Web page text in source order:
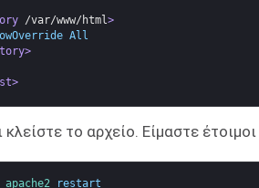
/var/www/html>
All
το αρχείο. Είμαστε
apache2 restart